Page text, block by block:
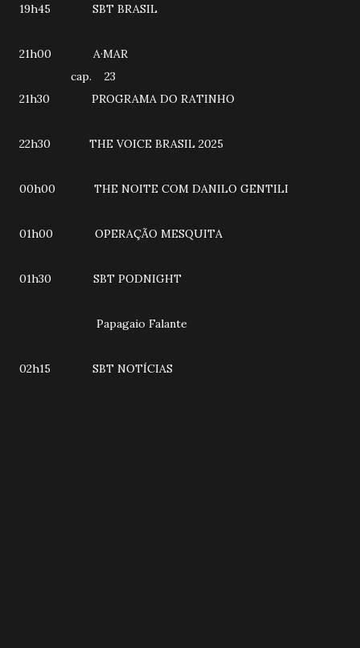
19h45 SBT BRASIL
21h00 A·MAR
cap. 23
21h30 PROGRAMA DO RATINHO
22h30 THE VOICE BRASIL 2025
00h00 THE NOITE COM DANILO GENTILI
01h00 OPERAÇÃO MESQUITA
01h30 SBT PODNIGHT
Papagaio Falante
02h15 SBT NOTÍCIAS